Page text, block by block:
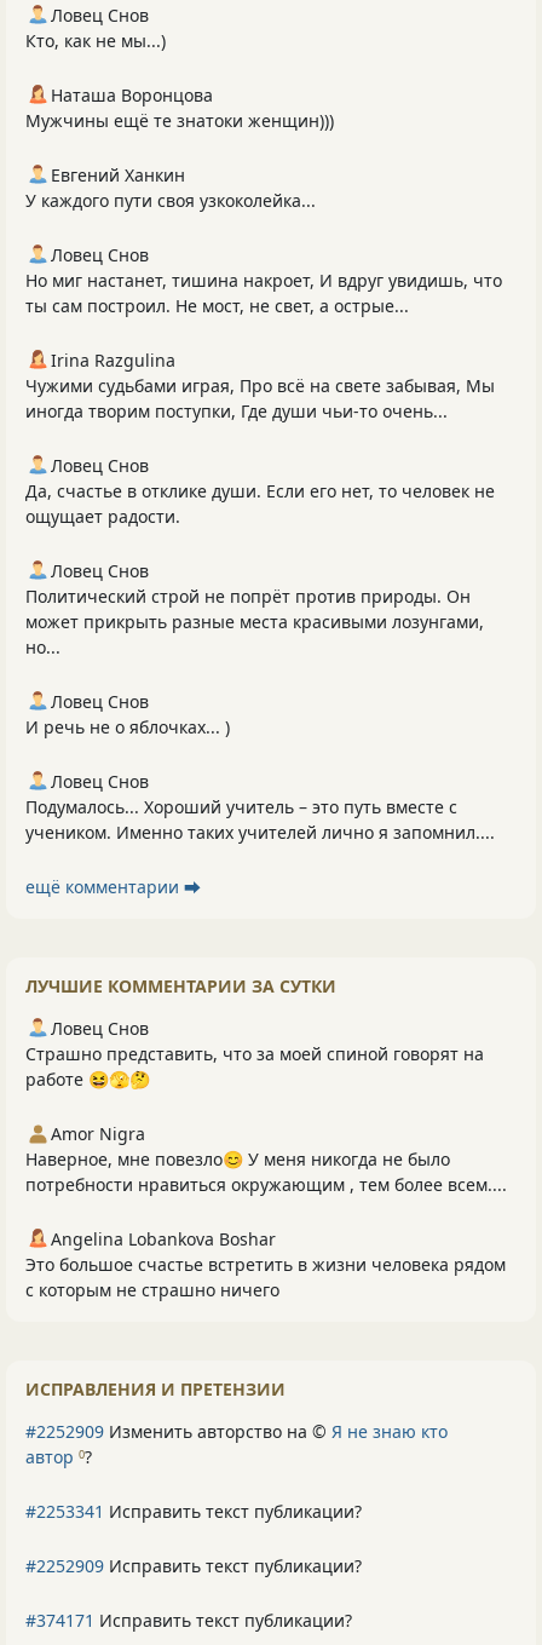
Ловец Снов
Кто, как не мы...)
Наташа Воронцова
Мужчины ещё те знатоки женщин)))
Евгений Ханкин
У каждого пути своя узкоколейка...
Ловец Снов
Но миг настанет, тишина накроет, И вдруг увидишь, что
ты сам построил. Не мост, не свет, а острые...
Irina Razgulina
Чужими судьбами играя, Про всё на свете забывая, Мы
иногда творим поступки, Где души чьи-то очень...
Ловец Снов
Да, счастье в отклике души. Если его нет, то человек не
ощущает радости.
Ловец Снов
Политический строй не попрёт против природы. Он
может прикрыть разные места красивыми лозунгами,
но...
Ловец Снов
И речь не о яблочках... )
Ловец Снов
Подумалось... Хороший учитель – это путь вместе с
учеником. Именно таких учителей лично я запомнил....
ещё комментарии ⮕
ЛУЧШИЕ КОММЕНТАРИИ ЗА СУТКИ
Ловец Снов
Страшно представить, что за моей спиной говорят на
работе 😆🫣🤔
Amor Nigra
Наверное, мне повезло😊 У меня никогда не было
потребности нравиться окружающим , тем более всем....
Angelina Lobankova Boshar
Это большое счастье встретить в жизни человека рядом
с которым не страшно ничего
ИСПРАВЛЕНИЯ И ПРЕТЕНЗИИ
#2252909 Изменить авторство на © Я не знаю кто
автор 0?
#2253341 Исправить текст публикации?
#2252909 Исправить текст публикации?
#374171 Исправить текст публикации?